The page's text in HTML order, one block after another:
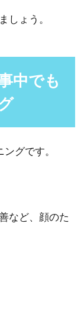
しょう。
中でも
グです。
など、顔のた